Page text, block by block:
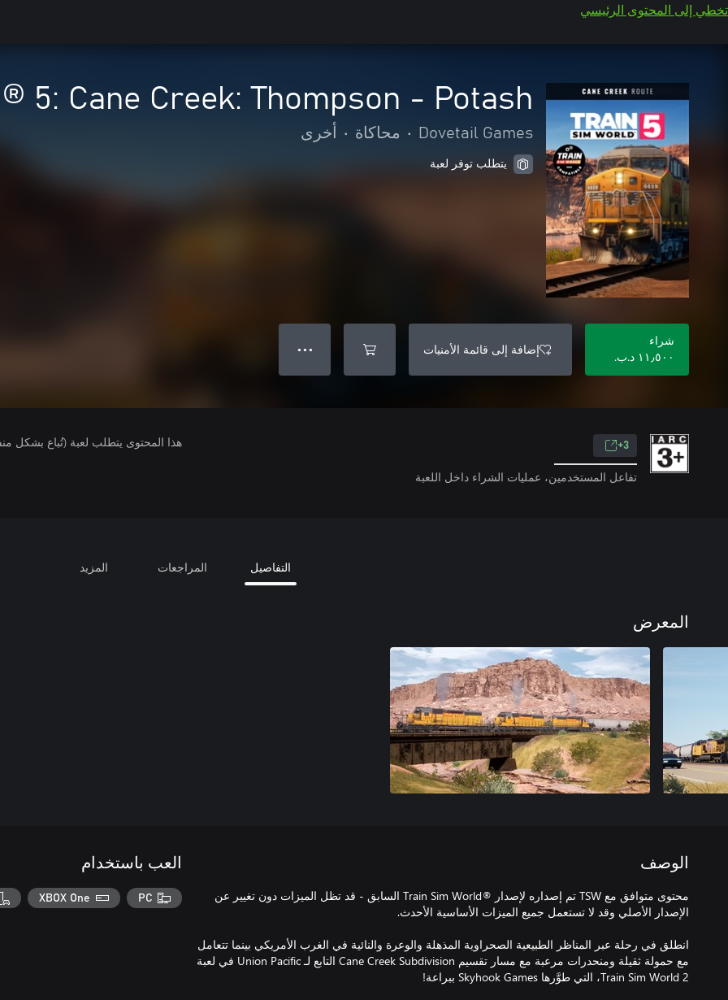
تخطي إلى المحتوى الرئيسي
5: Cane Creek: Thompson - Potash
Dovetail Games
• محاكاة • أخرى
يتطلب توفر لعبة
شراء
١١٫٥٠٠ د.ب.‏
إضافة إلى قائمة الأمنيات ● ● ●
3+
تفاعل المستخدمين، عمليات الشراء داخل اللعبة
هذا المحتوى يتطلب لعبة (تُباع بشكل
التفاصيل المراجعات المزيد
المعرض
الوصف
محتوى متوافق مع TSW تم إصداره لإصدار ®Train Sim World السابق - قد تظل الميزات دون تغيير عن
انطلق في رحلة عبر المناظر الطبيعية الصحراوية المذهلة والوعرة والنائية في الغرب الأمريكي بينما تتعامل
مع حمولة ثقيلة ومنحدرات مرعبة مع مسار تقسيم Cane Creek Subdivision التابع لـ Union Pacific في لعبة
العب باستخدام
PC
XBOX One